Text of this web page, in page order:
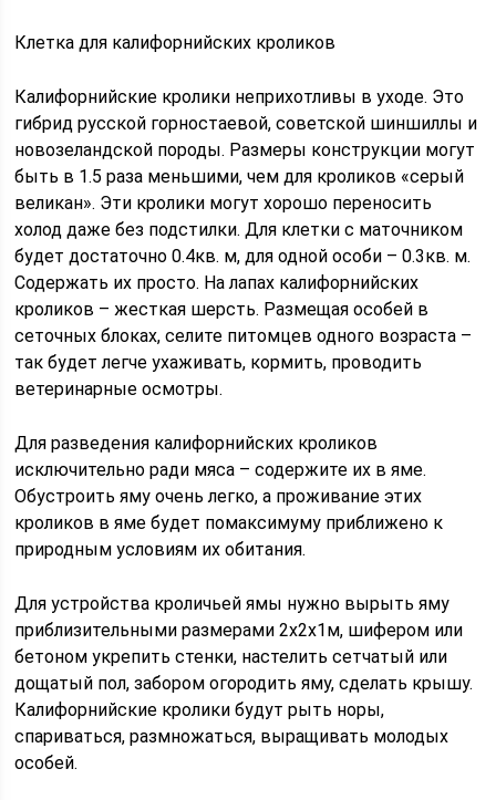
Клетка для калифорнийских кроликов
Калифорнийские кролики неприхотливы в уходе. Это
гибрид русской горностаевой, советской шиншиллы и
новозеландской породы. Размеры конструкции могут
быть в 1.5 раза меньшими, чем для кроликов «серый
великан». Эти кролики могут хорошо переносить
холод даже без подстилки. Для клетки с маточником
будет достаточно 0.4кв. м, для одной особи – 0.3кв. м.
Содержать их просто. На лапах калифорнийских
кроликов – жесткая шерсть. Размещая особей в
сеточных блоках, селите питомцев одного возраста –
так будет легче ухаживать, кормить, проводить
ветеринарные осмотры.
Для разведения калифорнийских кроликов
исключительно ради мяса – содержите их в яме.
Обустроить яму очень легко, а проживание этих
кроликов в яме будет помаксимуму приближено к
природным условиям их обитания.
Для устройства кроличьей ямы нужно вырыть яму
приблизительными размерами 2х2х1м, шифером или
бетоном укрепить стенки, настелить сетчатый или
дощатый пол, забором огородить яму, сделать крышу.
Калифорнийские кролики будут рыть норы,
спариваться, размножаться, выращивать молодых
особей.